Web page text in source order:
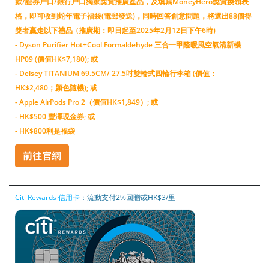
格，即可收到蛇年電子褔袋(電郵發送)，同時回答創意問題，將選出88個得
獎者贏走以下禮品 (推廣期：即日起至2025年2月12日下午6時)
- Dyson Purifier Hot+Cool Formaldehyde 三合一甲醛暖風空氣清新機
HP09 (價值HK$7,180); 或
- Delsey TITANIUM 69.5CM/ 27.5吋雙輪式四輪行李箱 (價值：
HK$2,480；顏色隨機); 或
- Apple AirPods Pro 2（價值HK$1,849）; 或
- HK$500 豐澤現金券; 或
- HK$800利是褔袋
Citi Rewards 信用卡 ：流動支付2%回贈或HK$3/里